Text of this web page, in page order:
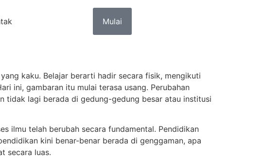
Mulai
kaku. Belajar berarti hadir secara fisik, mengikuti
ini, gambaran itu mulai terasa usang. Perubahan
tidak lagi berada di gedung-gedung besar atau institusi
ilmu telah berubah secara fundamental. Pendidikan
kini benar-benar berada di genggaman, apa
secara luas.